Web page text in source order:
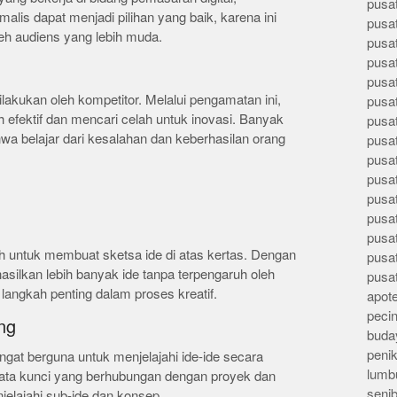
dapat menjadi pilihan yang baik, karena ini
audiens yang lebih muda.
oleh kompetitor. Melalui pengamatan ini,
efektif dan mencari celah untuk inovasi. Banyak
belajar dari kesalahan dan keberhasilan orang
untuk membuat sketsa ide di atas kertas. Dengan
lebih banyak ide tanpa terpengaruh oleh
penting dalam proses kreatif.
berguna untuk menjelajahi ide-ide secara
kunci yang berhubungan dengan proyek dan